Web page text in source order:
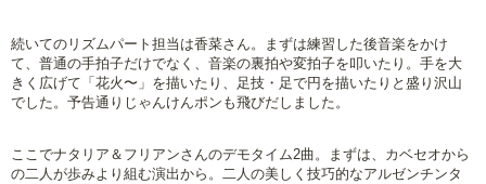
続いてのリズムパート担当は香菜さん。まずは練習した後音楽をかけ
て、普通の手拍子だけでなく、音楽の裏拍や変拍子を叩いたり。手を大
きく広げて「花火〜」を描いたり、足技・足で円を描いたりと盛り沢山
でした。予告通りじゃんけんポンも飛びだしました。
ここでナタリア＆フリアンさんのデモタイム2曲。まずは、カベセオから
の二人が歩みより組む演出から。二人の美しく技巧的なアルゼンチンタ